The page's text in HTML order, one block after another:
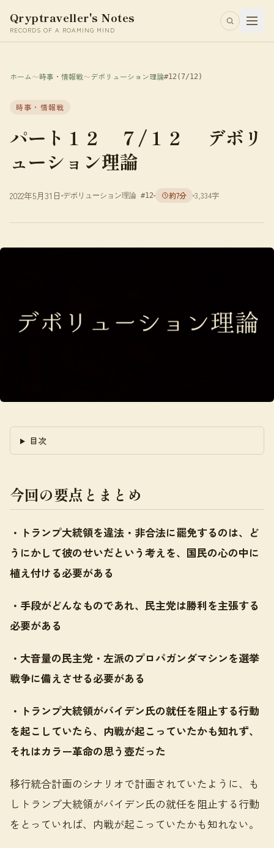
Qryptraveller's Notes
RECORDS OF A ROAMING MIND
ホーム〜時事・情報戦〜デボリューション理論#12(7/12)
時事・情報戦
パート１２ ７/１２ デボリ
ューション理論
2022年5月31日 デボリューション理論 #12 約7分 3,334字
目次
今回の要点とまとめ
・トランプ大統領を違法・非合法に罷免するのは、ど
うにかして彼のせいだという考えを、国民の心の中に
植え付ける必要がある
・手段がどんなものであれ、民主党は勝利を主張する
必要がある
・大音量の民主党・左派のプロパガンダマシンを選挙
戦争に備えさせる必要がある
・トランプ大統領がバイデン氏の就任を阻止する行動
を起こしていたら、内戦が起こっていたかも知れず、
それはカラー革命の思う壺だった
移行統合計画のシナリオで計画されていたように、も
しトランプ大統領がバイデン氏の就任を阻止する行動
をとっていれば、内戦が起こっていたかも知れない。